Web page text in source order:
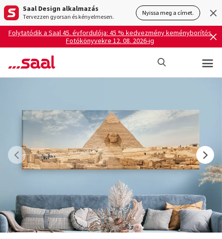
Saal Design alkalmazás
Tervezzen gyorsan és kényelmesen. Nyissa meg a címet.
Folytatódik a Saal 45. évfordulója: 45 % kedvezmény keményborítós
Fotókönyvekre 12. 08. 2026-ig